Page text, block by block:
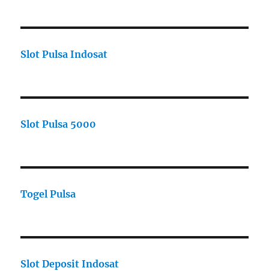
Slot Pulsa Indosat
Slot Pulsa 5000
Togel Pulsa
Slot Deposit Indosat